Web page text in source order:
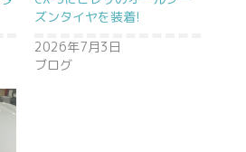
ズンタイヤを装着!
2026年7月3日
ブログ